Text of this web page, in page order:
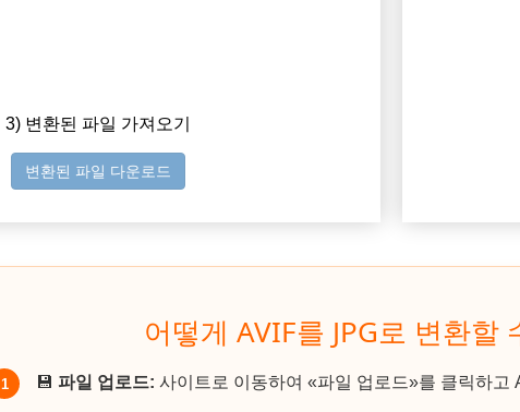
3) 변환된 파일 가져오기
변환된 파일 다운로드
어떻게 AVIF를 JPG로 변환할
1 💾 파일 업로드: 사이트로 이동하여 «파일 업로드»를 클릭하고